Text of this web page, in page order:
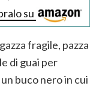
su
fragile, pazza
di guai per
buco nero in cui